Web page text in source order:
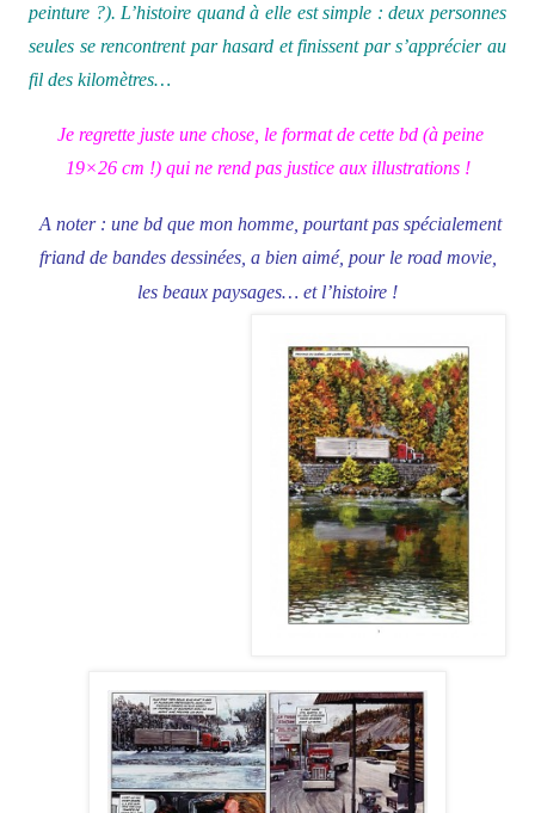
peinture ?). L’histoire quand à elle est simple : deux personnes
seules se rencontrent par hasard et finissent par s’apprécier au
fil des kilomètres…
Je regrette juste une chose, le format de cette bd (à peine
19×26 cm !) qui ne rend pas justice aux illustrations !
A noter : une bd que mon homme, pourtant pas spécialement
friand de bandes dessinées, a bien aimé, pour le road movie,
les beaux paysages… et l’histoire !